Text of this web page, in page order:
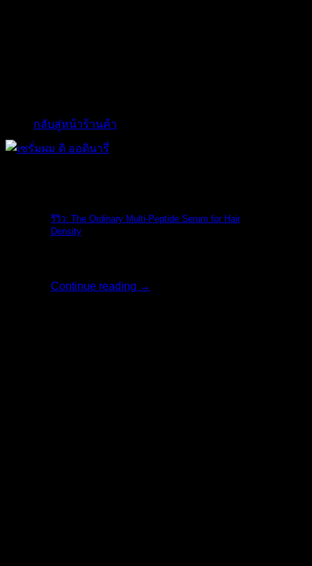
กลับสู่หน้าร้านค้า
รีวิว: The Ordinary Multi-Peptide Serum for Hair
Density
Continue reading →